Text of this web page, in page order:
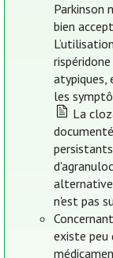
Parkinson
bien
atypiques,
les
La
n'est pas
existe peu